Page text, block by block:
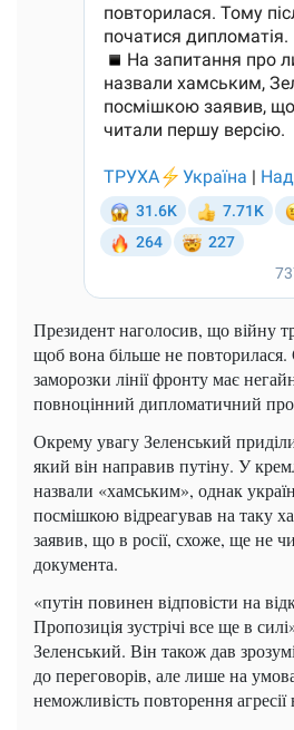
Президент наголосив, що війну
щоб вона більше не повторилася.
заморозки лінії фронту має
повноцінний дипломатичний
Окрему увагу Зеленський
який він направив путіну. У
назвали «хамським», однак
посмішкою відреагував на таку
заявив, що в росії, схоже, ще не
документа.
«путін повинен відповісти на
Пропозиція зустрічі все ще в
Зеленський. Він також дав
до переговорів, але лише на
неможливість повторення